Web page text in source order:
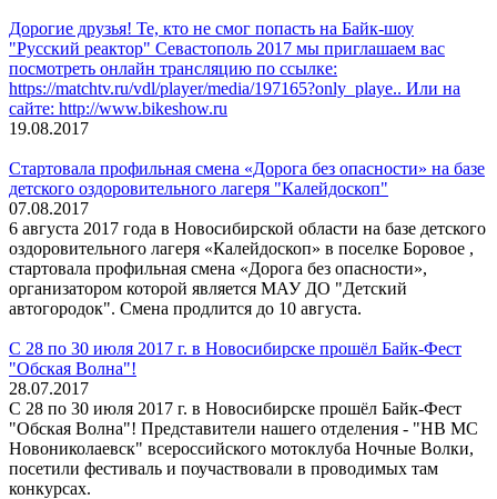
Дорогие друзья! Те, кто не смог попасть на Байк-шоу
"Русский реактор" Севастополь 2017 мы приглашаем вас
посмотреть онлайн трансляцию по ссылке:
https://matchtv.ru/vdl/player/media/197165?only_playe.. Или на
сайте: http://www.bikeshow.ru
19.08.2017
Стартовала профильная смена «Дорога без опасности» на базе
детского оздоровительного лагеря "Калейдоскоп"
07.08.2017
6 августа 2017 года в Новосибирской области на базе детского
оздоровительного лагеря «Калейдоскоп» в поселке Боровое ,
стартовала профильная смена «Дорога без опасности»,
организатором которой является МАУ ДО "Детский
автогородок". Смена продлится до 10 августа.
С 28 по 30 июля 2017 г. в Новосибирске прошёл Байк-Фест
"Обская Волна"!
28.07.2017
С 28 по 30 июля 2017 г. в Новосибирске прошёл Байк-Фест
"Обская Волна"! Представители нашего отделения - "НВ МС
Новониколаевск" всероссийского мотоклуба Ночные Волки,
посетили фестиваль и поучаствовали в проводимых там
конкурсах.